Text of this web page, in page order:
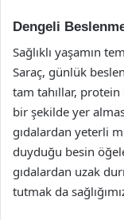
Dengeli
Sağlıklı yaşamın
Saraç, günlük
tam tahıllar, protein
bir şekilde yer
gıdalardan yeterli
duyduğu besin
gıdalardan uzak
tutmak da